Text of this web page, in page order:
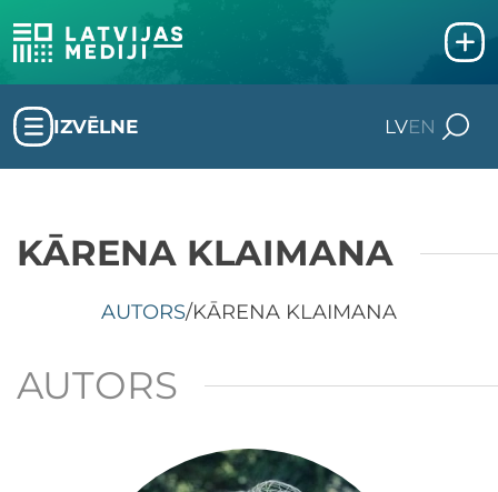
IZVĒLNE LVEN
KĀRENA KLAIMANA
AUTORS/KĀRENA KLAIMANA
AUTORS